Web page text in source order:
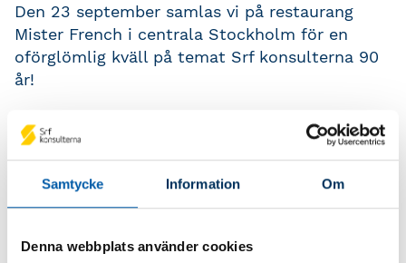
Samtycke Information Om
Denna webbplats använder cookies
Den 23 september samlas vi på restaurang
Mister French i centrala Stockholm för en
oförglömlig kväll på temat Srf konsulterna 90
år!
sedan äta en utsökt trerättersmiddag. Efter
middagen drar vi igång dansgolvet med musik
från ett live coverband som kan fylla vilket
dansgolv som helst:Bad Influence. De bjuder
hits blandat med aktuella listettor. Det blir en